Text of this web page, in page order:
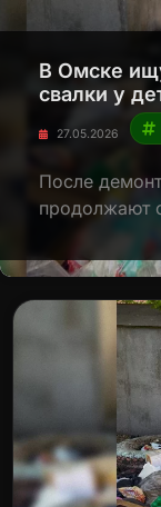
В Омске
свалки у
27.05.2026
После
продолжают